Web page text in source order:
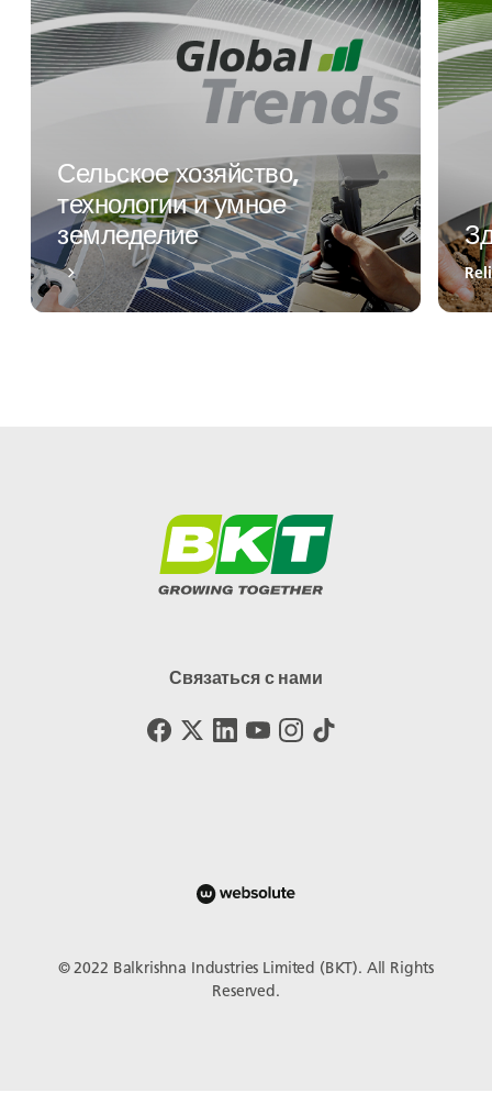
Сельское хозяйство,
технологии и умное
земледелие
Связаться с нами
© 2022 Balkrishna Industries Limited (BKT). All Rights
Reserved.